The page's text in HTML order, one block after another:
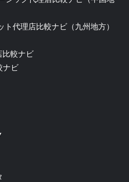
ト代理店比較ナビ （九州地方）
較ナビ
ナビ